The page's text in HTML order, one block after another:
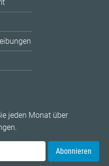
jeden Monat über
Abonnieren